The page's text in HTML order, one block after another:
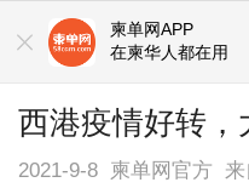
柬单网APP
在柬华人都在用
西港疫情好转，
2021-9-8 柬单网官方